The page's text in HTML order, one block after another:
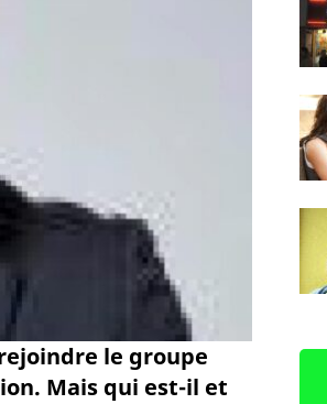
le groupe
Mais qui est-il et